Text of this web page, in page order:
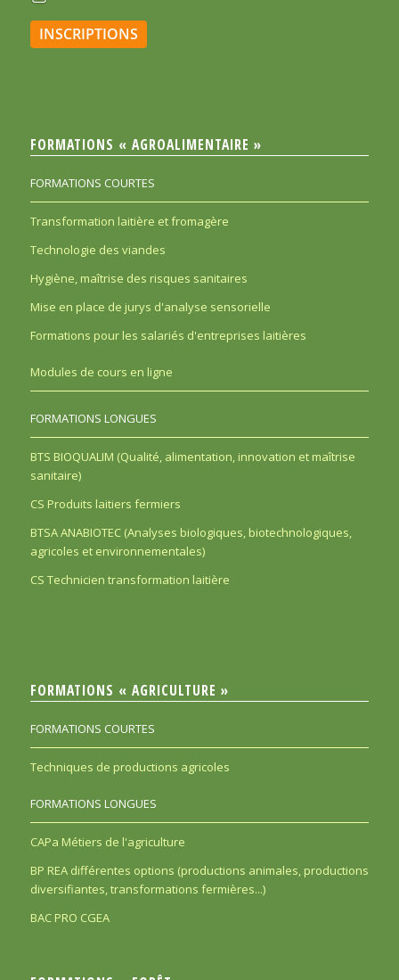
INSCRIPTIONS
FORMATIONS « AGROALIMENTAIRE »
FORMATIONS COURTES
Transformation laitière et fromagère
Technologie des viandes
Hygiène, maîtrise des risques sanitaires
Mise en place de jurys d'analyse sensorielle
Formations pour les salariés d'entreprises laitières
Modules de cours en ligne
FORMATIONS LONGUES
BTS BIOQUALIM (Qualité, alimentation, innovation et maîtrise
sanitaire)
CS Produits laitiers fermiers
BTSA ANABIOTEC (Analyses biologiques, biotechnologiques,
agricoles et environnementales)
CS Technicien transformation laitière
FORMATIONS « AGRICULTURE »
FORMATIONS COURTES
Techniques de productions agricoles
FORMATIONS LONGUES
CAPa Métiers de l'agriculture
BP REA différentes options (productions animales, productions
diversifiantes, transformations fermières...)
BAC PRO CGEA